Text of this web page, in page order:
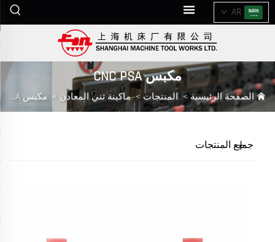
AR
مكبس CNC PSA
الصفحة الرئيسية> المنتجات >ماكينة ثني المعادن >مكبس CNC PSA
جميع المنتجات